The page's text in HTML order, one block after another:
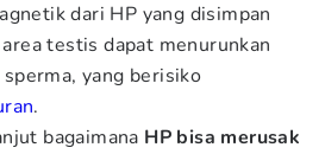
dari HP yang disimpan
testis dapat menurunkan
yang berisiko
.
bagaimana HP bisa merusak